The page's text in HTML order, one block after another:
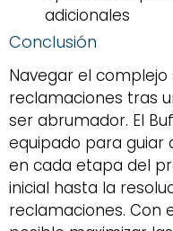
adicionales
Conclusión
Navegar el
reclamaciones tras
ser abrumador. El
equipado para guiar
en cada etapa del
inicial hasta la
reclamaciones. Con